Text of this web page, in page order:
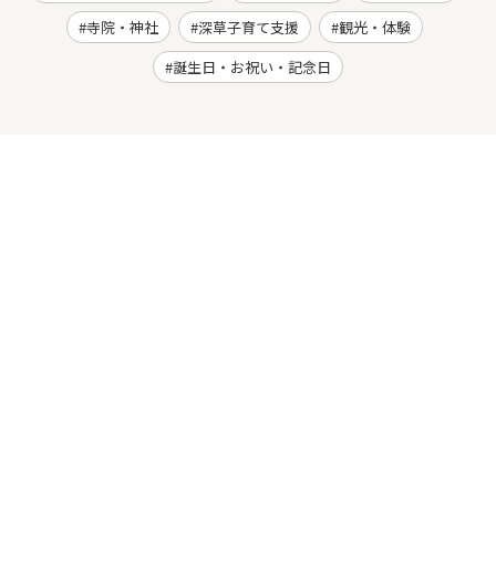
寺院・神社 深草子育て支援
観光・体験
誕生日・お祝い・記念日